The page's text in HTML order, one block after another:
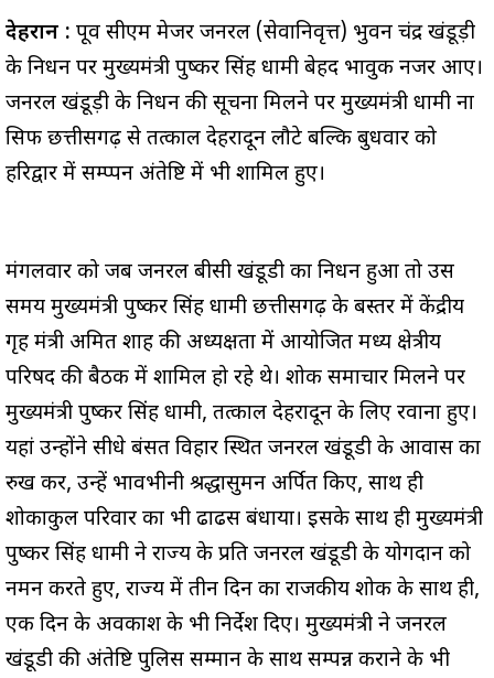
देहरादून : पूर्व सीएम मेजर जनरल (सेवानिवृत्त) भुवन चंद्र खंडूड़ी
के निधन पर मुख्यमंत्री पुष्कर सिंह धामी बेहद भावुक नजर आए।
जनरल खंडूड़ी के निधन की सूचना मिलने पर मुख्यमंत्री धामी ना
सिर्फ छत्तीसगढ़ से तत्काल देहरादून लौटे बल्कि बुधवार को
हरिद्वार में सम्प्पन अंतेष्टि में भी शामिल हुए।
मंगलवार को जब जनरल बीसी खंडूडी का निधन हुआ तो उस
समय मुख्यमंत्री पुष्कर सिंह धामी छत्तीसगढ़ के बस्तर में केंद्रीय
गृह मंत्री अमित शाह की अध्यक्षता में आयोजित मध्य क्षेत्रीय
परिषद की बैठक में शामिल हो रहे थे। शोक समाचार मिलने पर
मुख्यमंत्री पुष्कर सिंह धामी, तत्काल देहरादून के लिए रवाना हुए।
यहां उन्होंने सीधे बंसत विहार स्थित जनरल खंडूडी के आवास का
रुख कर, उन्हें भावभीनी श्रद्धासुमन अर्पित किए, साथ ही
शोकाकुल परिवार का भी ढाढस बंधाया। इसके साथ ही मुख्यमंत्री
पुष्कर सिंह धामी ने राज्य के प्रति जनरल खंडूडी के योगदान को
नमन करते हुए, राज्य में तीन दिन का राजकीय शोक के साथ ही,
एक दिन के अवकाश के भी निर्देश दिए। मुख्यमंत्री ने जनरल
खंडूडी की अंतेष्टि पुलिस सम्मान के साथ सम्पन्न कराने के भी